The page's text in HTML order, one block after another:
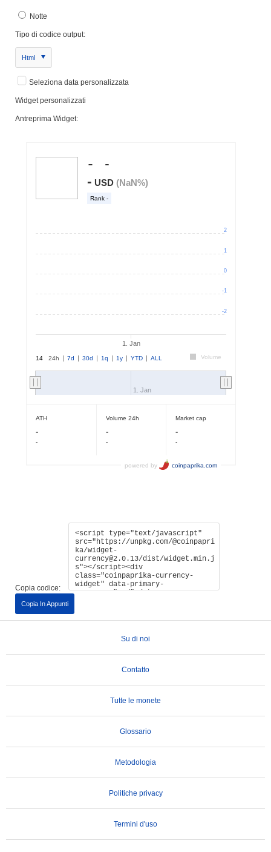
Notte
Tipo di codice output:
Html
Seleziona data personalizzata
Widget personalizzati
Antreprima Widget:
Copia codice:
Copia In Appunti
Su di noi
Contatto
Tutte le monete
Glossario
Metodologia
Politiche privacy
Termini d'uso